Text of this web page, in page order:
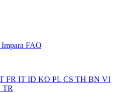
Impara FAQ
FR IT ID KO PL CS TH BN VI
TR